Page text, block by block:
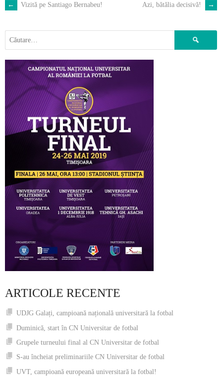
POST
NAVIGATION
← Vizită pe Santiago Bernabeu! Azi, bătălia decisivă! →
ARTICOLE RECENTE
UDJG Galați, campioană națională universitară la fotbal
Duminică, start în CN Universitar de fotbal
Grupele turneului final al CN Universitar de fotbal
S-au încheiat preliminariile CN Universitar de fotbal
UVT, campioană europeană universitară la fotbal!